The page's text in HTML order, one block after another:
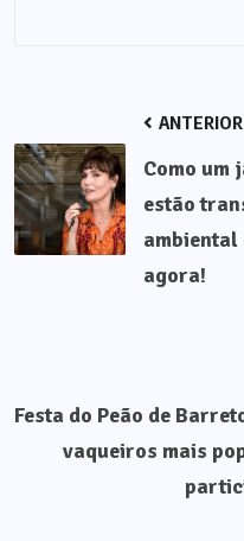
ANTERIOR
Como um
estão
ambiental
agora!
Festa do Peão de
vaqueiros mais